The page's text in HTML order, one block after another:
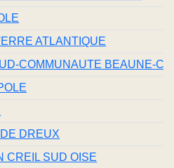
ATLANTIQUE
COMMUNAUTE BEAUNE-
DREUX
CREIL SUD OISE